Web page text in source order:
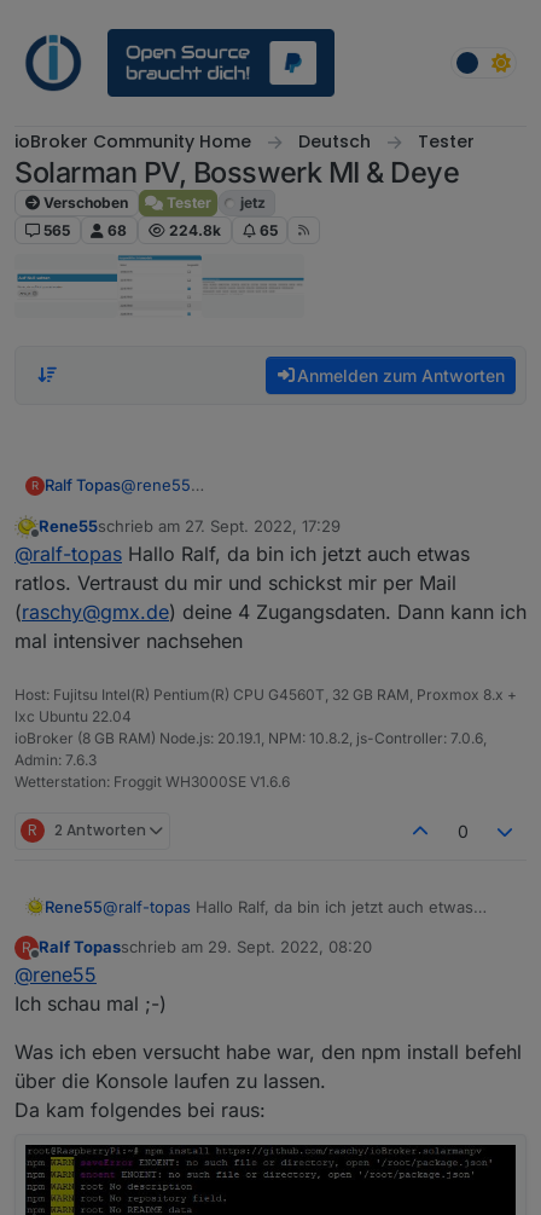
ioBroker Community Home Deutsch Tester
Solarman PV, Bosswerk MI & Deye
Verschoben Tester
jetz
565
68 224.8k 65
Anmelden zum Antworten
R Ralf Topas@rene55
Zu deinen fragen:
1.) Nein. Die anderen Ordner sind noch nie im
Objektebaum vorhanden gewesen
2.) Daten werden erfolgreich abgefragt. Sprich Watt
Anzeige aktualisiert sich (identisch zur App auf dem
Handy)
4.) Neuinstallation hat leider nicht geholfen...
Irgendwelche anderen Ideen?
Gibts ggf. nen Cache?
Sprich deinstallieren, dann iobroker mal neustarten,
dann re-installieren?
VG und vielen Dank!
Offline
Rene55schrieb am 27. Sept. 2022, 17:29
zuletzt editiert von
@ralf-topas Hallo Ralf, da bin ich jetzt auch etwas
ratlos. Vertraust du mir und schickst mir per Mail
(raschy@gmx.de) deine 4 Zugangsdaten. Dann kann ich
mal intensiver nachsehen
Host: Fujitsu Intel(R) Pentium(R) CPU G4560T, 32 GB RAM, Proxmox 8.x +
lxc Ubuntu 22.04
ioBroker (8 GB RAM) Node.js: 20.19.1, NPM: 10.8.2, js-Controller: 7.0.6,
Admin: 7.6.3
Wetterstation: Froggit WH3000SE V1.6.6
R 2 Antworten 0
Rene55@ralf-topas Hallo Ralf, da bin ich jetzt auch etwas
(raschy@gmx.de) deine 4 Zugangsdaten. Dann kann
R
Offline
Ralf Topasschrieb am 29. Sept. 2022, 08:20
zuletzt editiert von
@rene55
Ich schau mal ;-)
Was ich eben versucht habe war, den npm install befehl
über die Konsole laufen zu lassen.
Da kam folgendes bei raus: